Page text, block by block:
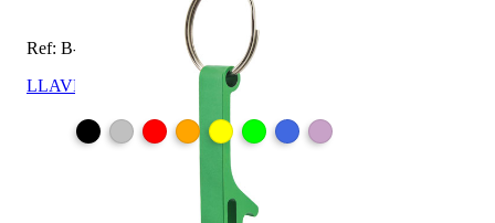
Ref: B-458-VE
LLAVERO ALUMINIO ABRIDOR TIBET